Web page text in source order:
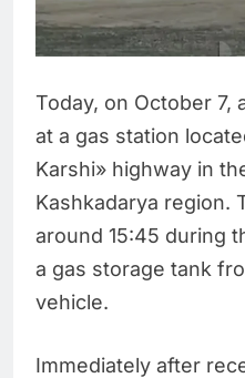
Today, on October 7,
at a gas station
Karshi» highway in
Kashkadarya region.
around 15:45 during
a gas storage tank
vehicle.
Immediately after